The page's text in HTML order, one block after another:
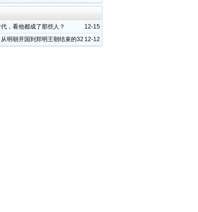
12-15
，看他都成了那些人？
12-12
明朝开国到郑明王朝结束的32